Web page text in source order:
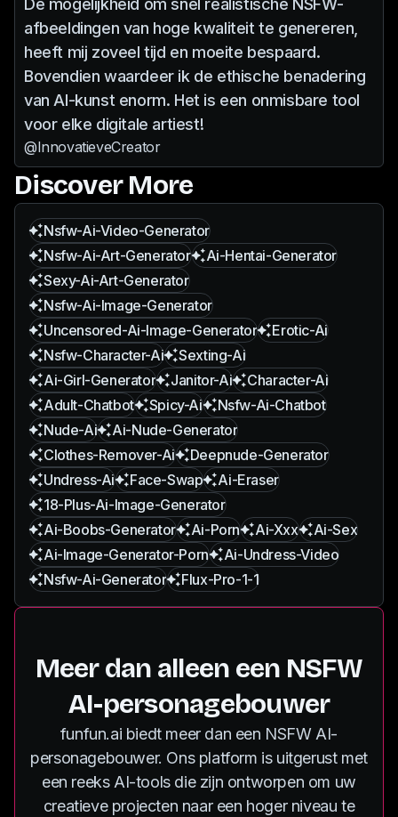
De mogelijkheid om snel realistische NSFW-
afbeeldingen van hoge kwaliteit te genereren,
heeft mij zoveel tijd en moeite bespaard.
Bovendien waardeer ik de ethische benadering
van AI-kunst enorm. Het is een onmisbare tool
voor elke digitale artiest!
@InnovatieveCreator
Discover More
Nsfw-Ai-Video-Generator
Nsfw-Ai-Art-Generator
Ai-Hentai-Generator
Sexy-Ai-Art-Generator
Nsfw-Ai-Image-Generator
Uncensored-Ai-Image-Generator
Erotic-Ai
Nsfw-Character-Ai
Sexting-Ai
Ai-Girl-Generator
Janitor-Ai
Character-Ai
Adult-Chatbot
Spicy-Ai
Nsfw-Ai-Chatbot
Nude-Ai
Ai-Nude-Generator
Clothes-Remover-Ai
Deepnude-Generator
Undress-Ai
Face-Swap
Ai-Eraser
18-Plus-Ai-Image-Generator
Ai-Boobs-Generator
Ai-Porn Ai-Xxx
Ai-Sex
Ai-Image-Generator-Porn
Ai-Undress-Video
Nsfw-Ai-Generator
Flux-Pro-1-1
Meer dan alleen een NSFW
AI-personagebouwer
funfun.ai biedt meer dan een NSFW AI-
personagebouwer. Ons platform is uitgerust met
een reeks AI-tools die zijn ontworpen om uw
creatieve projecten naar een hoger niveau te